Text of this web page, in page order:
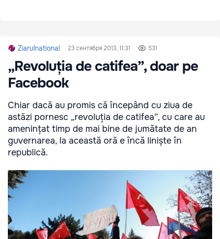
Ziarulnational 23 сентября 2013, 11:31 531
„Revoluția de catifea”, doar pe
Facebook
Chiar dacă au promis că începând cu ziua de
astăzi pornesc „revoluția de catifea”, cu care au
amenințat timp de mai bine de jumătate de an
guvernarea, la această oră e încă liniște în
republică.